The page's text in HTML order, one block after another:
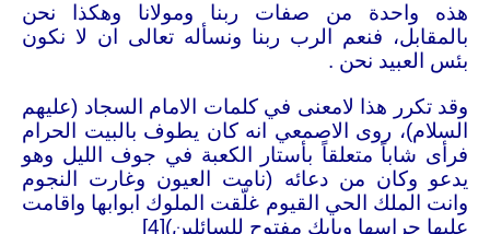
هذه واحدة من صفات ربنا ومولانا وهكذا نحن
بالمقابل، فنعم الرب ربنا ونسأله تعالى ان لا نكون
بئس العبيد نحن .
وقد تكرر هذا لامعنى في كلمات الامام السجاد (عليهم
السلام)، روى الاصمعي انه كان يطوف بالبيت الحرام
فرأى شاباً متعلقاً بأستار الكعبة في جوف الليل وهو
يدعو وكان من دعائه (نامت العيون وغارت النجوم
وانت الملك الحي القيوم غلّقت الملوك ابوابها واقامت
عليها حراسها وبابك مفتوح للسائلين)[4]